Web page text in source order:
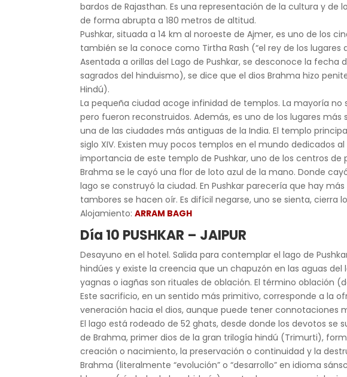
bardos de Rajasthan. Es una representación de la cultura y
de forma abrupta a 180 metros de altitud.
Pushkar, situada a 14 km al noroeste de Ajmer, es uno de los
también se la conoce como Tirtha Rash (“el rey de los
Asentada a orillas del Lago de Pushkar, se desconoce la
sagrados del hinduismo), se dice que el dios Brahma hizo
Hindú).
La pequeña ciudad acoge infinidad de templos. La mayoría
pero fueron reconstruidos. Además, es uno de los lugares
una de las ciudades más antiguas de la India. El templo
siglo XIV. Existen muy pocos templos en el mundo dedicados
importancia de este templo de Pushkar, uno de los centros
Brahma se le cayó una flor de loto azul de la mano. Donde
lago se construyó la ciudad. En Pushkar parecería que hay
tambores se hacen oír. Es difícil negarse, uno se sienta, cierra
Alojamiento:ARRAM BAGH
Día 10 PUSHKAR – JAIPUR
Desayuno en el hotel. Salida para contemplar el lago de
hindúes y existe la creencia que un chapuzón en las aguas
yagnas o iagñas son rituales de oblación. El término oblación
Este sacrificio, en un sentido más primitivo, corresponde a la
veneración hacia el dios, aunque puede tener connotaciones
El lago está rodeado de 52 ghats, desde donde los devotos
de Brahma, primer dios de la gran trilogía hindú (Trimurti),
creación o nacimiento, la preservación o continuidad y la
Brahma (literalmente “evolución” o “desarrollo” en idioma